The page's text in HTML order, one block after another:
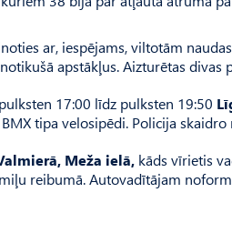
ar, iespējams, viltotām
apstākļus. Aizturētas divas
17:00 līdz pulksten 19:50
tipa velosipēdi. Policija skaidro
Meža ielā, kāds vīrietis
reibumā. Autovadītājam